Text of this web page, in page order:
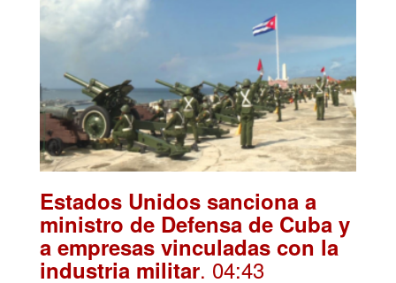
Estados Unidos sanciona a
ministro de Defensa de Cuba y
a empresas vinculadas con la
industria militar. 04:43